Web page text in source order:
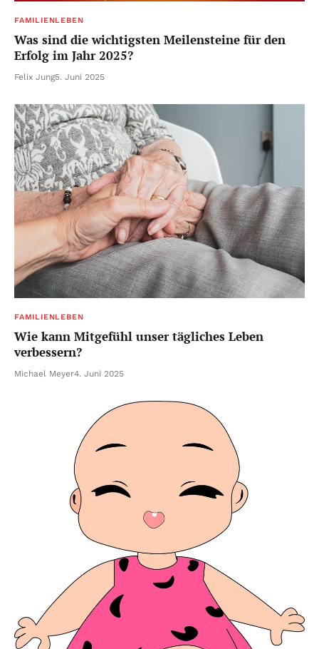
FAMILIENLEBEN
Was sind die wichtigsten Meilensteine für den
Erfolg im Jahr 2025?
Felix Jung5. Juni 2025
FAMILIENLEBEN
Wie kann Mitgefühl unser tägliches Leben
verbessern?
Michael Meyer4. Juni 2025